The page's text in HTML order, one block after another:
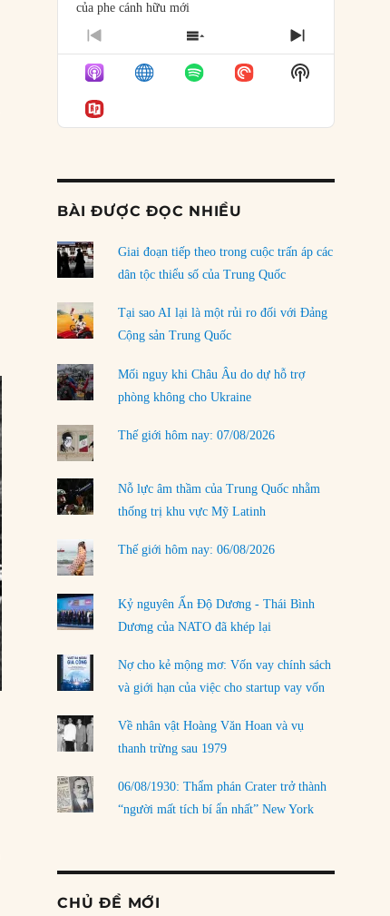
của phe cánh hữu mới
04/08/2026
Tại sao Trung Quốc phủ nhận cuộc gặp với
Ngoại trưởng Nhật Bản?
04/08/2026
03/08/2026
Đặt cược vào thất bại: Các quỹ đầu tư mạo
rủi ro
02/08/2026
Làm thế nào để kết thúc Chiến tranh Iran?
01/08/2026
Chiến lược kế tiếp của Bắc Kinh ở Biển Đông
31/07/2026
Trật tự thế giới mới: Các nước nhỏ sẽ luôn
phải chịu đựng?
30/07/2026
LOAD MORE
PREVIOUS
EPISODE
SHOW
EPISODES
LIST
NEXT
EPISODE
Show
Podcast
BÀI ĐƯỢC ĐỌC NHIỀU
Giai đoạn tiếp theo trong cuộc trấn áp các
dân tộc thiểu số của Trung Quốc
Tại sao AI lại là một rủi ro đối với Đảng
Cộng sản Trung Quốc
Mối nguy khi Châu Âu do dự hỗ trợ
phòng không cho Ukraine
Thế giới hôm nay: 07/08/2026
Nỗ lực âm thầm của Trung Quốc nhằm
thống trị khu vực Mỹ Latinh
Thế giới hôm nay: 06/08/2026
Kỷ nguyên Ấn Độ Dương - Thái Bình
Dương của NATO đã khép lại
Nợ cho kẻ mộng mơ: Vốn vay chính sách
và giới hạn của việc cho startup vay vốn
Về nhân vật Hoàng Văn Hoan và vụ
thanh trừng sau 1979
06/08/1930: Thẩm phán Crater trở thành
“người mất tích bí ẩn nhất” New York
CHỦ ĐỀ MỚI